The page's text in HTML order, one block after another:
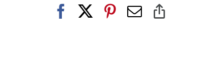
Facebook Pinterest
E-